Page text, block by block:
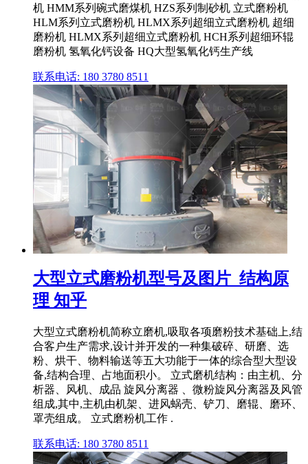
机 HMM系列碗式磨煤机 HZS系列制砂机 立式磨粉机
HLM系列立式磨粉机 HLMX系列超细立式磨粉机 超细
磨粉机 HLMX系列超细立式磨粉机 HCH系列超细环辊
磨粉机 氢氧化钙设备 HQ大型氢氧化钙生产线
联系电话: 180 3780 8511
大型立式磨粉机型号及图片_结构原
理 知乎
大型立式磨粉机简称立磨机,吸取各项磨粉技术基础上,结
合客户生产需求,设计并开发的一种集破碎、研磨、选
粉、烘干、物料输送等五大功能于一体的综合型大型设
备,结构合理、占地面积小。 立式磨机结构：由主机、分
析器、风机、成品 旋风分离器 、微粉旋风分离器及风管
组成,其中,主机由机架、进风蜗壳、铲刀、磨辊、磨环、
罩壳组成。 立式磨粉机工作 .
联系电话: 180 3780 8511